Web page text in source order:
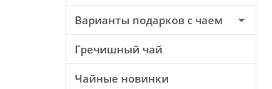
Варианты подарков с чаем
Гречишный чай
Чайные новинки